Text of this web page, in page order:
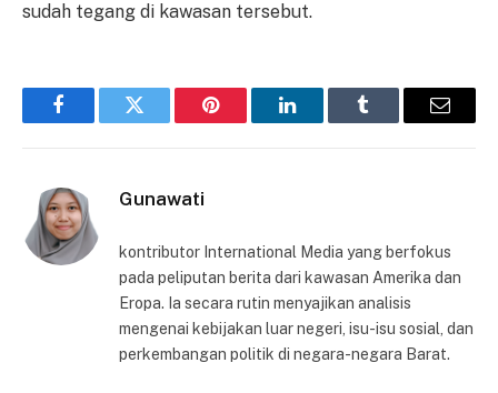
sudah tegang di kawasan tersebut.
FacebookTwitter Pinterest LinkedInTumblr Email
Gunawati
kontributor International Media yang berfokus
pada peliputan berita dari kawasan Amerika dan
Eropa. Ia secara rutin menyajikan analisis
mengenai kebijakan luar negeri, isu-isu sosial, dan
perkembangan politik di negara-negara Barat.